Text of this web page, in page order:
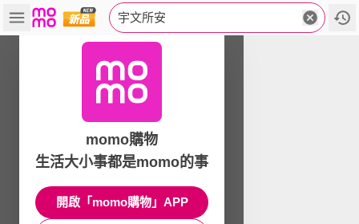
宇文所安
momo購物
生活大小事都是momo的事
開啟「momo購物」APP